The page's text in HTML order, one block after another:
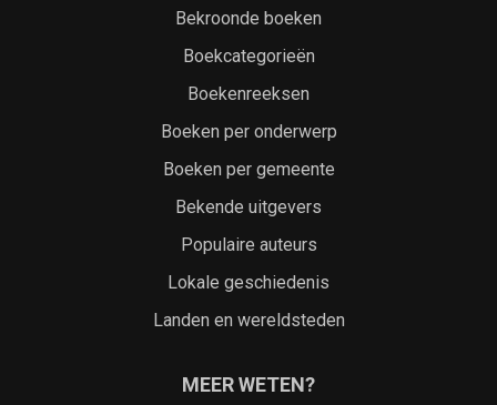
Bekroonde boeken
Boekcategorieën
Boekenreeksen
Boeken per onderwerp
Boeken per gemeente
Bekende uitgevers
Populaire auteurs
Lokale geschiedenis
Landen en wereldsteden
MEER WETEN?